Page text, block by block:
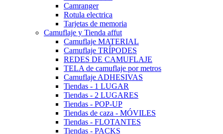
Camranger
Rotula electrica
Tarjetas de memoria
Camuflaje y Tienda affut
Camuflaje MATERIAL
Camuflaje TRÍPODES
REDES DE CAMUFLAJE
TELA de camuflaje por metros
Camuflaje ADHESIVAS
Tiendas - 1 LUGAR
Tiendas - 2 LUGARES
Tiendas - POP-UP
Tiendas de caza - MÓVILES
Tiendas - FLOTANTES
Tiendas - PACKS